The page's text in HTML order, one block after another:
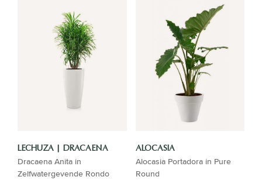
LECHUZA | DRACAENA
Dracaena Anita in
Zelfwatergevende Rondo
ALOCASIA
Alocasia Portadora in Pure
Round